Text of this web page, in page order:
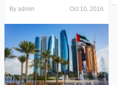
By admin Oct 10, 2016